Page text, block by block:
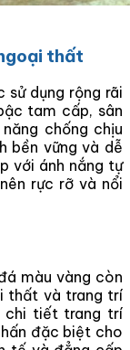
thất
dụng rộng rãi
tam cấp, sân
chống chịu
bền vững và dễ
với ánh nắng tự
rực rỡ và nổi
màu vàng còn
thất và trang trí
chi tiết trang trí
đặc biệt cho